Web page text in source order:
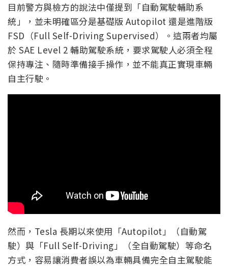
目前警方與檢方的說法中僅提到「自動駕駛輔助系
統」，並未明確區分是基礎版 Autopilot 還是進階版
FSD（Full Self-Driving Supervised）。這兩者均屬
於 SAE Level 2 輔助駕駛系統，要求駕駛人必須全程
保持專注、隨時準備接手操作，並不能真正實現車輛
自主行駛。
然而，Tesla 長期以來使用「Autopilot」（自動駕
駛）與「Full Self-Driving」（全自動駕駛）等命名
方式，容易讓消費者誤以為車輛具備完全自主駕駛能